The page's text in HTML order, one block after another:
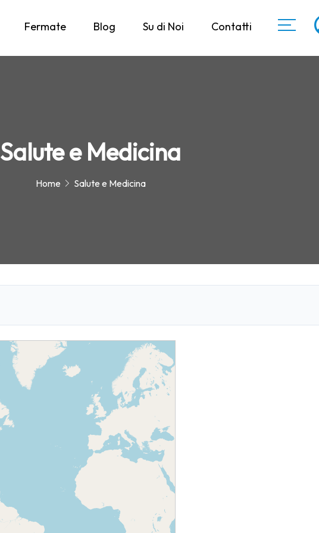
Fermate Blog Su di Noi Contatti
Salute e Medicina
Home Salute e Medicina